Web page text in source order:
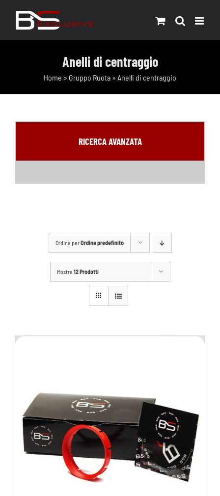
contenuto
Anelli di centraggio
Home » Gruppo Ruota » Anelli di centraggio
Ordina perOrdine predefinito
Mostra 12 Prodotti
RICERCA AVANZATA